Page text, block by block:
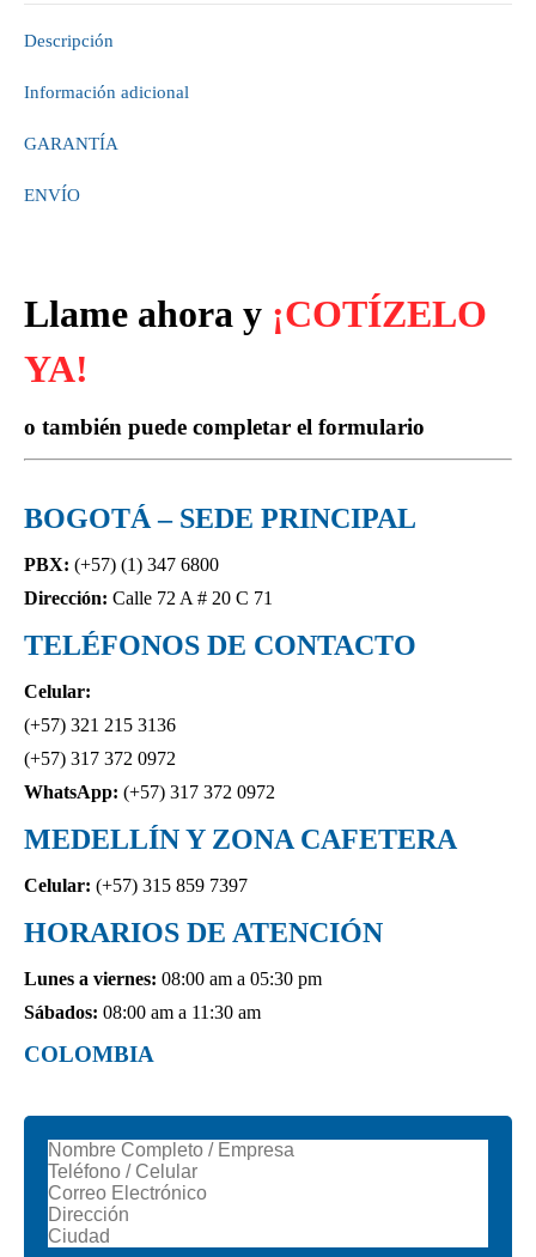
Descripción
Información adicional
GARANTÍA
ENVÍO
Llame ahora y ¡COTÍZELO
YA!
o también puede completar el formulario
BOGOTÁ – SEDE PRINCIPAL
PBX: (+57) (1) 347 6800
Dirección: Calle 72 A # 20 C 71
TELÉFONOS DE CONTACTO
Celular:
(+57) 321 215 3136
(+57) 317 372 0972
WhatsApp: (+57) 317 372 0972
MEDELLÍN Y ZONA CAFETERA
Celular: (+57) 315 859 7397
HORARIOS DE ATENCIÓN
Lunes a viernes: 08:00 am a 05:30 pm
Sábados: 08:00 am a 11:30 am
COLOMBIA